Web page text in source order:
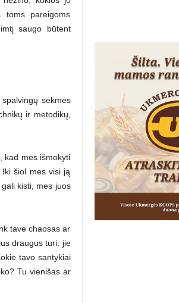
toms pareigoms
saugo būtent
sėkmės
ir metodikų,
kad mes išmokyti
šiol mes visi ją
kisti, mes juos
tave chaosas ar
draugus turi: jie
tavo santykiai
Tu vienišas ar